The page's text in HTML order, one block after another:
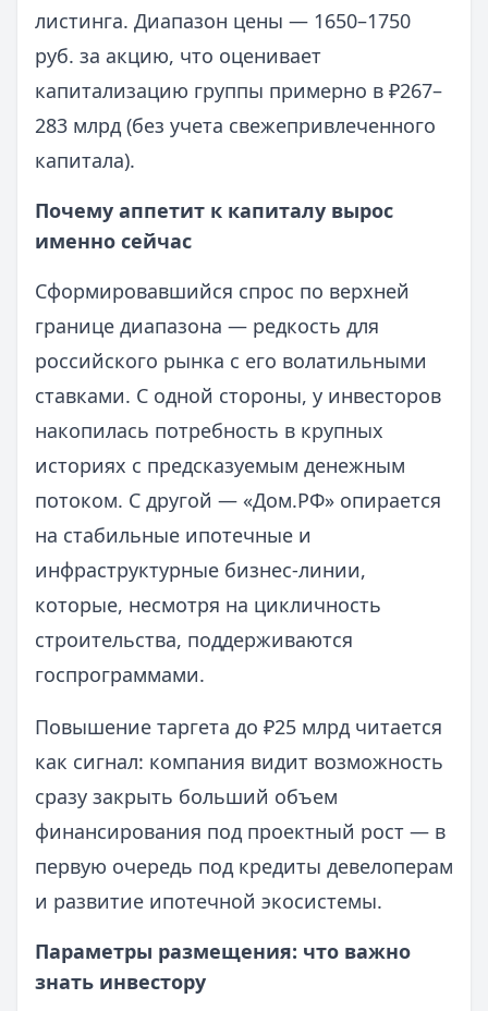
листинга. Диапазон цены — 1650–1750
руб. за акцию, что оценивает
капитализацию группы примерно в ₽267–
283 млрд (без учета свежепривлеченного
капитала).
Почему аппетит к капиталу вырос
именно сейчас
Сформировавшийся спрос по верхней
границе диапазона — редкость для
российского рынка с его волатильными
ставками. С одной стороны, у инвесторов
накопилась потребность в крупных
историях с предсказуемым денежным
потоком. С другой — «Дом.РФ» опирается
на стабильные ипотечные и
инфраструктурные бизнес-линии,
которые, несмотря на цикличность
строительства, поддерживаются
госпрограммами.
Повышение таргета до ₽25 млрд читается
как сигнал: компания видит возможность
сразу закрыть больший объем
финансирования под проектный рост — в
первую очередь под кредиты девелоперам
и развитие ипотечной экосистемы.
Параметры размещения: что важно
знать инвестору